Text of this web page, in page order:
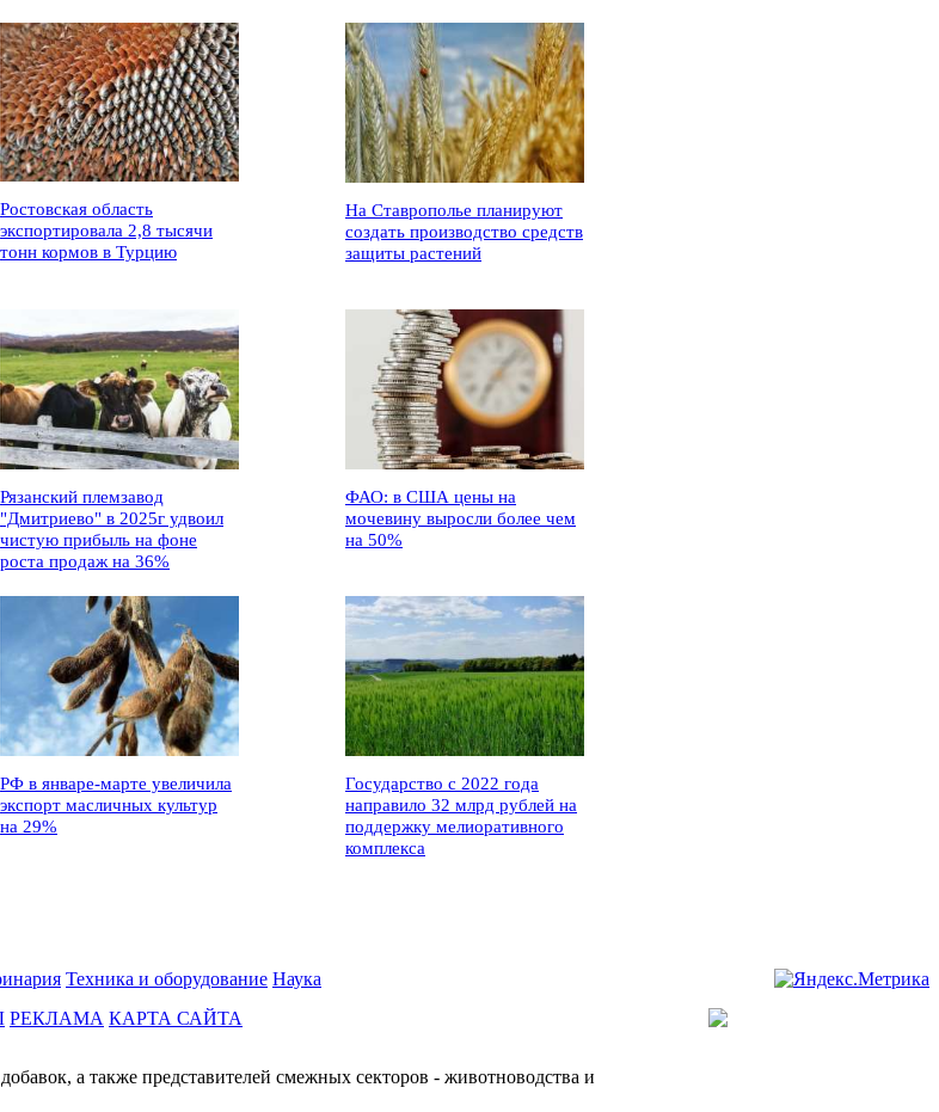
Ростовская область
экспортировала 2,8 тысячи
тонн кормов в Турцию
На Ставрополье планируют
создать производство средств
защиты растений
Рязанский племзавод
"Дмитриево" в 2025г удвоил
чистую прибыль на фоне
роста продаж на 36%
ФАО: в США цены на
мочевину выросли более чем
на 50%
РФ в январе-марте увеличила
экспорт масличных культур
на 29%
Государство с 2022 года
направило 32 млрд рублей на
поддержку мелиоративного
комплекса
Техника и оборудование Наука
РЕКЛАМА КАРТА САЙТА
а также представителей смежных секторов - животноводства и